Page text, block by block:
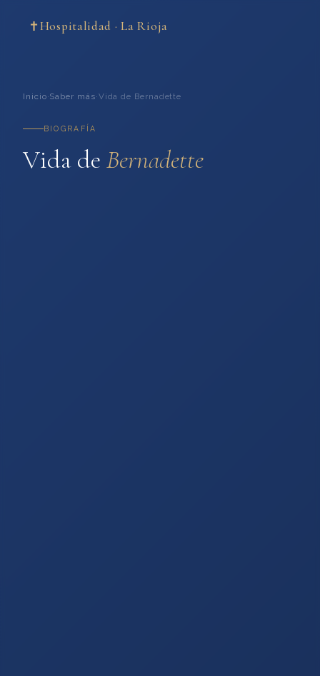
✝Hospitalidad · La Rioja
Inicio·Saber más·Vida de Bernadette
BIOGRAFÍA
Vida de Bernadette